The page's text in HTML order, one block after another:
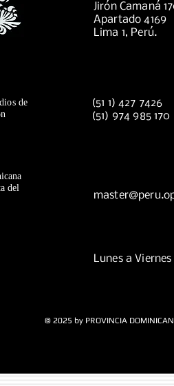
Jirón Camaná
Apartado 4169
Lima 1, Perú.
de
(51 1) 427 7426
(51) 974 985 170
del
Lunes a
© 2025 by PROVINCIA